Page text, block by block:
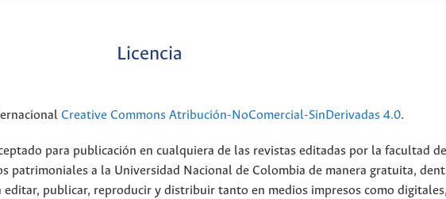
Licencia
Creative Commons Atribución-NoComercial-SinDerivadas 4.0.
para publicación en cualquiera de las revistas editadas por la facultad
patrimoniales a la Universidad Nacional de Colombia de manera gratuita,
editar, publicar, reproducir y distribuir tanto en medios impresos como digitales,